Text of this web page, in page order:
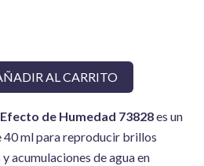
AL CARRITO
de Humedad 73828es un
40 ml para reproducir brillos
acumulaciones de agua en